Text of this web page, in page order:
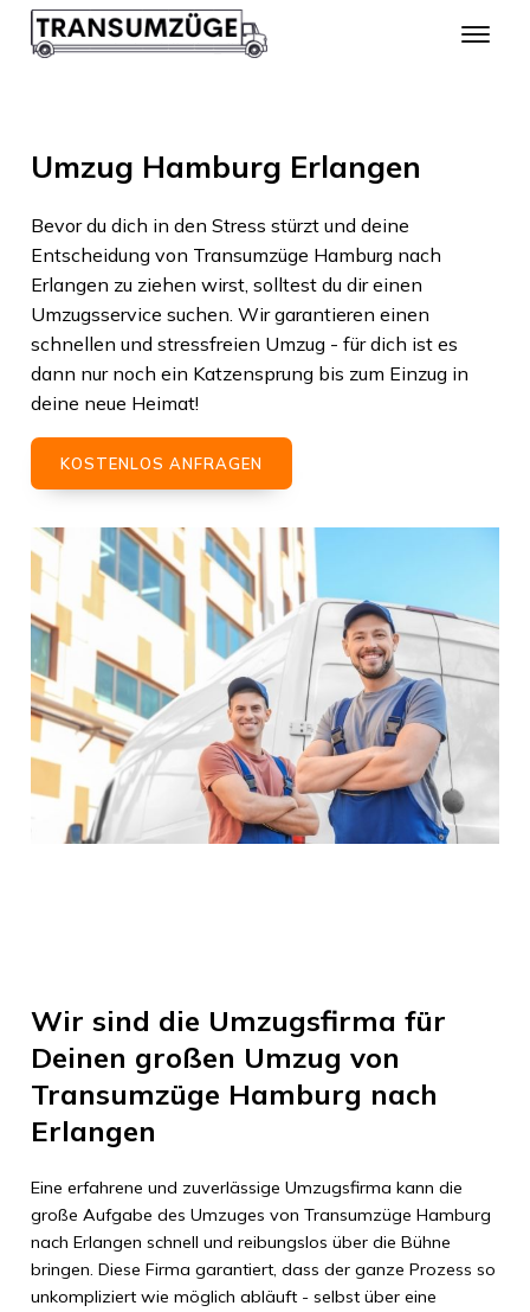
Umzug Hamburg Erlangen
Bevor du dich in den Stress stürzt und deine
Entscheidung von Transumzüge Hamburgnach
Erlangen zu ziehen wirst, solltest du dir einen
Umzugsservice suchen. Wir garantieren einen
schnellen und stressfreien Umzug - für dich ist es
dann nur noch ein Katzensprung bis zum Einzug in
deine neue Heimat!
KOSTENLOS ANFRAGEN
Wir sind die Umzugsfirma für
Deinen großen Umzug von
Transumzüge Hamburg nach
Erlangen
Eine erfahrene und zuverlässige Umzugsfirma kann die
große Aufgabe des Umzuges von Transumzüge Hamburg
nach Erlangen schnell und reibungslos über die Bühne
bringen. Diese Firma garantiert, dass der ganze Prozess so
unkompliziert wie möglich abläuft - selbst über eine